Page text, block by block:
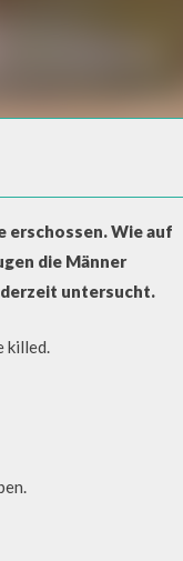
T
erschossen. Wie auf
die Männer
untersucht.
killed.